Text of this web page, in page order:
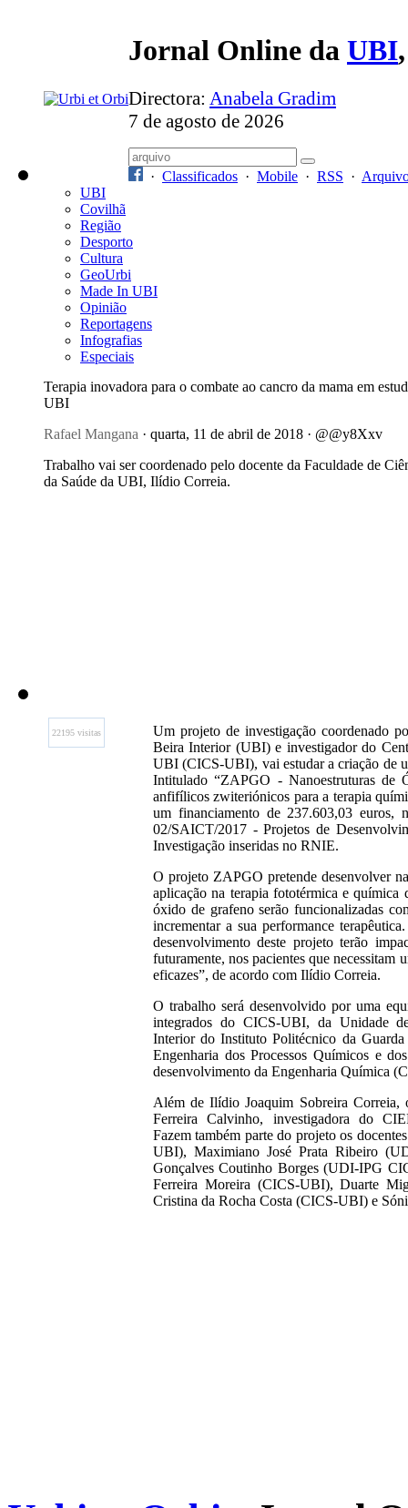
Jornal Online da UBI
Directora: Anabela Gradim
7 de agosto de 2026
· Classificados · Mobile · RSS ·
UBI
Covilhã
Região
Desporto
Cultura
GeoUrbi
Made In UBI
Opinião
Reportagens
Infografias
Especiais
Terapia inovadora para o combate ao cancro da mama em
UBI
Rafael Mangana · quarta, 11 de abril de 2018 · @@y8Xxv
Trabalho vai ser coordenado pelo docente da Faculdade de
da Saúde da UBI, Ilídio Correia.
22195 visitas
Um projeto de investigação coordenado
Beira Interior (UBI) e investigador do
UBI (CICS-UBI), vai estudar a criação de
Intitulado “ZAPGO - Nanoestruturas de
anfifílicos zwiteriónicos para a terapia
um financiamento de 237.603,03 euros,
02/SAICT/2017 - Projetos de
Investigação inseridas no RNIE.
O projeto ZAPGO pretende desenvolver
aplicação na terapia fototérmica e química
óxido de grafeno serão funcionalizadas
incrementar a sua performance
desenvolvimento deste projeto terão
futuramente, nos pacientes que necessitam
eficazes”, de acordo com Ilídio Correia.
O trabalho será desenvolvido por uma
integrados do CICS-UBI, da Unidade
Interior do Instituto Politécnico da
Engenharia dos Processos Químicos e
desenvolvimento da Engenharia Química
Além de Ilídio Joaquim Sobreira Correia,
Ferreira Calvinho, investigadora do
Fazem também parte do projeto os
UBI), Maximiano José Prata Ribeiro
Gonçalves Coutinho Borges (UDI-IPG
Ferreira Moreira (CICS-UBI), Duarte
Cristina da Rocha Costa (CICS-UBI) e